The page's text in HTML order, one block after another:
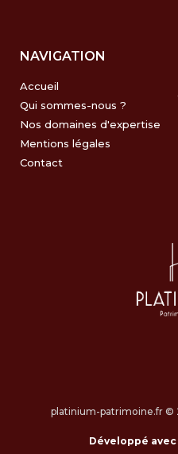
NAVIGATION
Accueil
Qui sommes-nous ?
Nos domaines d'expertise
Mentions légales
Contact
platinium-patrimoine.fr ©
Développé avec